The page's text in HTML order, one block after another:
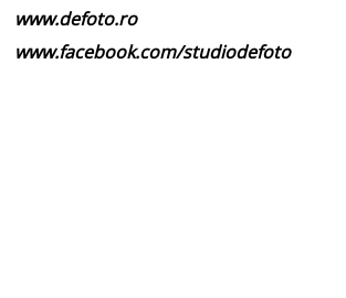
www.defoto.ro
www.facebook.com/studiodefoto